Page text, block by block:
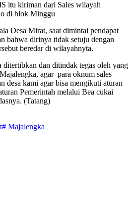
itu kiriman dari Sales wilayah
di blok Minggu
Desa Mirat, saat dimintai pendapat
bahwa dirinya tidak setuju dengan
beredar di wilayahnyta.
ditertibkan dan ditindak tegas oleh yang
agar para oknum sales
desa kami agar bisa mengikuti aturan
Pemerintah melalui Bea cukai
(Tatang)
# Majalengka